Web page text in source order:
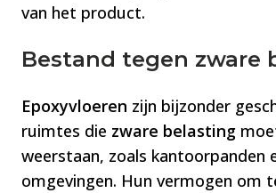
van het product​​.
Bestand tegen zware
Epoxyvloeren zijn bijzonder
ruimtes die zware belasting
weerstaan, zoals kantoorpanden
omgevingen. Hun vermogen om